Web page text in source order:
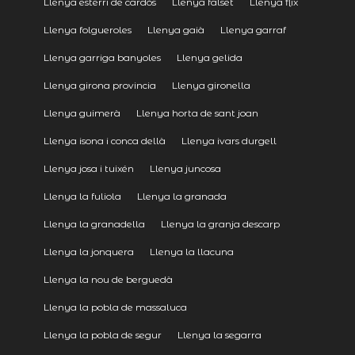
Llenya folgueroles Llenya gaià Llenya garraf
Llenya garriga banyoles Llenya gelida
Llenya girona provincia Llenya gironella
Llenya guimerà Llenya horta de sant joan
Llenya isona i conca dellà Llenya ivars durgell
Llenya josa i tuixén Llenya juncosa
Llenya la fuliola Llenya la granada
Llenya la granadella Llenya la granja descarp
Llenya la jonquera Llenya la llacuna
Llenya la nou de berguedà
Llenya la pobla de massaluca
Llenya la pobla de segur Llenya la segarra